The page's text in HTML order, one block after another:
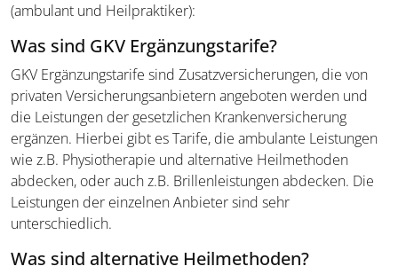
(ambulant und Heilpraktiker):
Was sind GKV Ergänzungstarife?
GKV Ergänzungstarife sind Zusatzversicherungen, die von
privaten Versicherungsanbietern angeboten werden und
die Leistungen der gesetzlichen Krankenversicherung
ergänzen. Hierbei gibt es Tarife, die ambulante Leistungen
wie z.B. Physiotherapie und alternative Heilmethoden
abdecken, oder auch z.B. Brillenleistungen abdecken. Die
Leistungen der einzelnen Anbieter sind sehr
unterschiedlich.
Was sind alternative Heilmethoden?